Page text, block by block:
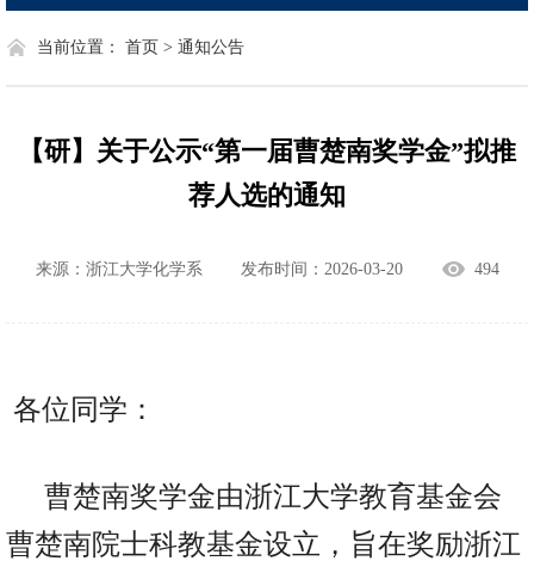
当前位置： 首页 > 通知公告
【研】关于公示“第一届曹楚南奖学金”拟推
荐人选的通知
来源：浙江大学化学系 发布时间：2026-03-20 494
各位同学：
曹楚南奖学金由浙江大学教育基金会
曹楚南院士科教基金设立，旨在奖励浙江